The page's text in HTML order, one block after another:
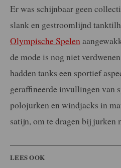
Er was schijnbaar geen
slank en gestroomlijnd
Olympische Spelen
de mode is nog niet
hadden tanks een sportief
geraffineerde invullingen van
polojurken en windjacks in
satijn, om te dragen bij jurken
LEES OOK